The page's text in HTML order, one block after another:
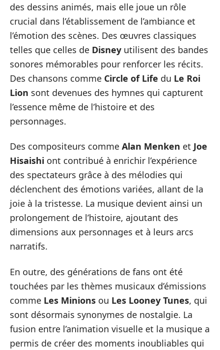
des dessins animés, mais elle joue un rôle
crucial dans l’établissement de l’ambiance et
l’émotion des scènes. Des œuvres classiques
telles que celles de Disney utilisent des bandes
sonores mémorables pour renforcer les récits.
Des chansons comme Circle of Life du Le Roi
Lion sont devenues des hymnes qui capturent
l’essence même de l’histoire et des
personnages.
Des compositeurs comme Alan Menken et Joe
Hisaishi ont contribué à enrichir l’expérience
des spectateurs grâce à des mélodies qui
déclenchent des émotions variées, allant de la
joie à la tristesse. La musique devient ainsi un
prolongement de l’histoire, ajoutant des
dimensions aux personnages et à leurs arcs
narratifs.
En outre, des générations de fans ont été
touchées par les thèmes musicaux d’émissions
comme Les Minions ou Les Looney Tunes, qui
sont désormais synonymes de nostalgie. La
fusion entre l’animation visuelle et la musique a
permis de créer des moments inoubliables qui